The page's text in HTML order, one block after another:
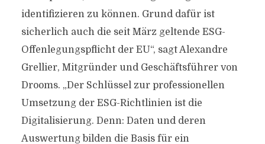
identifizieren zu können. Grund dafür ist
sicherlich auch die seit März geltende ESG-
Offenlegungspflicht der EU“, sagt Alexandre
Grellier, Mitgründer und Geschäftsführer von
Drooms. „Der Schlüssel zur professionellen
Umsetzung der ESG-Richtlinien ist die
Digitalisierung. Denn: Daten und deren
Auswertung bilden die Basis für ein